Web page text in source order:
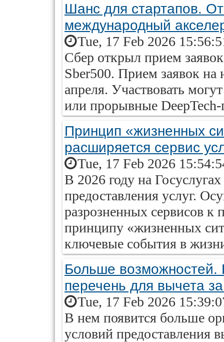
Шанс для стартапов.
международный
Tue, 17 Feb 2026
Сбер открыл прием
Sber500. Прием заявок на
апреля. Участвовать
или прорывные
Принцип «жизненных
расширяется сервис
Tue, 17 Feb 2026
В 2026 году на
предоставления услуг.
разрозненных сервисов к
принципу «жизненных
ключевые события в
Больше возможностей.
перечень для вычета
Tue, 17 Feb 2026
В нем появится больше
условий предоставления